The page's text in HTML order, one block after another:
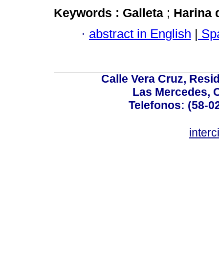
Keywords : Galleta ; Harina
· abstract in English |
Calle Vera Cruz,
Las Mercedes,
Telefonos: (58-